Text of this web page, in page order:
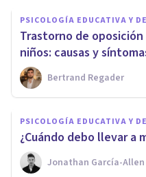
PSICOLOGÍA EDUCATIVA Y
Trastorno de
niños: causas y
Bertrand Regader
PSICOLOGÍA EDUCATIVA Y
¿Cuándo debo llevar a
Jonathan García-Allen
PSICOLOGÍA EDUCATIVA Y
Trastornos de
niños: 3
a tus hijos